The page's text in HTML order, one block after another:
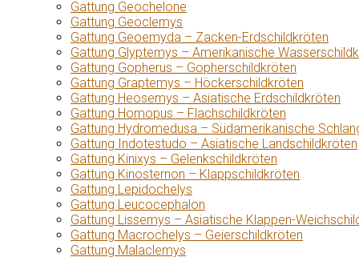
Gattung Geochelone
Gattung Geoclemys
Gattung Geoemyda – Zacken-Erdschildkröten
Gattung Glyptemys – Amerikanische
Gattung Gopherus – Gopherschildkröten
Gattung Graptemys – Höckerschildkröten
Gattung Heosemys – Asiatische Erdschildkröten
Gattung Homopus – Flachschildkröten
Gattung Hydromedusa – Südamerikanische
Gattung Indotestudo – Asiatische Landschildkröten
Gattung Kinixys – Gelenkschildkröten
Gattung Kinosternon – Klappschildkröten
Gattung Lepidochelys
Gattung Leucocephalon
Gattung Lissemys – Asiatische Klappen-
Gattung Macrochelys – Geierschildkröten
Gattung Malaclemys